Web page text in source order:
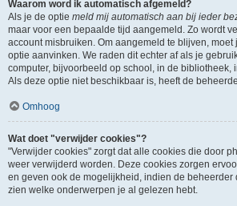
Waarom word ik automatisch afgemeld?
Als je de optie meld mij automatisch aan bij ieder
maar voor een bepaalde tijd aangemeld. Zo wordt
account misbruiken. Om aangemeld te blijven,
optie aanvinken. We raden dit echter af als je
computer, bijvoorbeeld op school, in de bibliotheek,
Als deze optie niet beschikbaar is, heeft de
Omhoog
Wat doet "verwijder cookies"?
"Verwijder cookies" zorgt dat alle cookies die door
weer verwijderd worden. Deze cookies zorgen
en geven ook de mogelijkheid, indien de beheerder
zien welke onderwerpen je al gelezen hebt.